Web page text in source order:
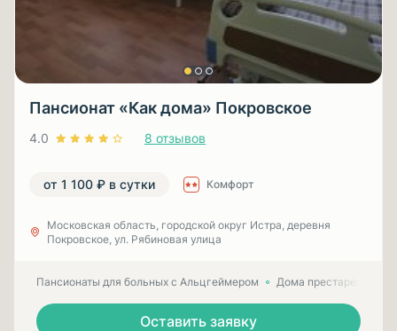
Пансионат «Как дома» Покровское
4.0 8 отзывов
от 1 100 ₽ в сутки Комфорт
Московская область, городской округ Истра, деревня
Покровское, ул. Рябиновая улица
Пансионаты для больных с Альцгеймером Дома престарелых
Оставить заявку